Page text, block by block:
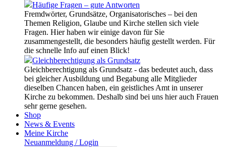
Häufige Fragen – gute Antworten
Fremdwörter, Grundsätze, Organisatorisches – bei den
Themen Religion, Glaube und Kirche stellen sich viele
Fragen. Hier haben wir einige davon für Sie
zusammengestellt, die besonders häufig gestellt werden. Für
die schnelle Info auf einen Blick!
Gleichberechtigung als Grundsatz
Gleichberechtigung als Grundsatz - das bedeutet auch, dass
bei gleicher Ausbildung und Begabung alle Mitglieder
dieselben Chancen haben, ein geistliches Amt in unserer
Kirche zu bekommen. Deshalb sind bei uns hier auch Frauen
sehr gerne gesehen.
Shop
News & Events
Meine Kirche
Neuanmeldung / Login